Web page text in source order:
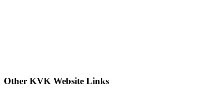
Other KVK Website Links